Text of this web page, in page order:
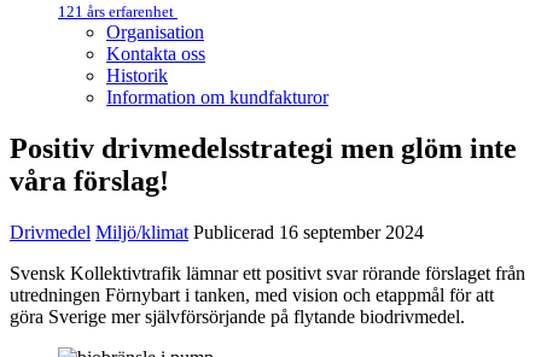
121 års erfarenhet
Organisation
Kontakta oss
Historik
Information om kundfakturor
Positiv drivmedelsstrategi men glöm inte
våra förslag!
Drivmedel Miljö/klimat Publicerad 16 september 2024
Svensk Kollektivtrafik lämnar ett positivt svar rörande förslaget från
utredningen Förnybart i tanken, med vision och etappmål för att
göra Sverige mer självförsörjande på flytande biodrivmedel.